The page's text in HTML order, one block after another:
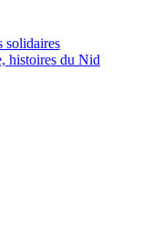
solidaires
histoires du Nid